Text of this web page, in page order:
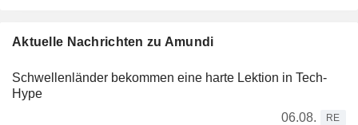
Aktuelle Nachrichten zu Amundi
Schwellenländer bekommen eine harte Lektion in Tech-
Hype
06.08.
RE